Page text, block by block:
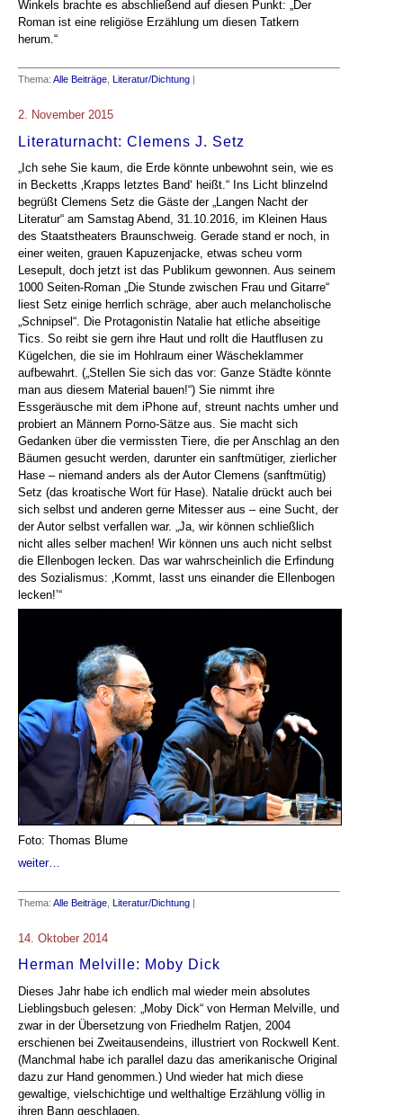
Winkels brachte es abschließend auf diesen Punkt: „Der
Roman ist eine religiöse Erzählung um diesen Tatkern
herum.“
Thema: Alle Beiträge Literatur/Dichtung |
2. November 2015
Literaturnacht: Clemens J. Setz
„Ich sehe Sie kaum, die Erde könnte unbewohnt sein, wie es
in Becketts ‚Krapps letztes Band‘ heißt.“ Ins Licht blinzelnd
begrüßt Clemens Setz die Gäste der „Langen Nacht der
Literatur“ am Samstag Abend, 31.10.2016, im Kleinen Haus
des Staatstheaters Braunschweig. Gerade stand er noch, in
einer weiten, grauen Kapuzenjacke, etwas scheu vorm
Lesepult, doch jetzt ist das Publikum gewonnen. Aus seinem
1000 Seiten-Roman „Die Stunde zwischen Frau und Gitarre“
liest Setz einige herrlich schräge, aber auch melancholische
„Schnipsel“. Die Protagonistin Natalie hat etliche abseitige
Tics. So reibt sie gern ihre Haut und rollt die Hautflusen zu
Kügelchen, die sie im Hohlraum einer Wäscheklammer
aufbewahrt. („Stellen Sie sich das vor: Ganze Städte könnte
man aus diesem Material bauen!“) Sie nimmt ihre
Essgeräusche mit dem iPhone auf, streunt nachts umher und
probiert an Männern Porno-Sätze aus. Sie macht sich
Gedanken über die vermissten Tiere, die per Anschlag an den
Bäumen gesucht werden, darunter ein sanftmütiger, zierlicher
Hase – niemand anders als der Autor Clemens (sanftmütig)
Setz (das kroatische Wort für Hase). Natalie drückt auch bei
sich selbst und anderen gerne Mitesser aus – eine Sucht, der
der Autor selbst verfallen war. „Ja, wir können schließlich
nicht alles selber machen! Wir können uns auch nicht selbst
die Ellenbogen lecken. Das war wahrscheinlich die Erfindung
des Sozialismus: ‚Kommt, lasst uns einander die Ellenbogen
lecken!’“
Foto: Thomas Blume
weiter…
Thema: Alle Beiträge Literatur/Dichtung |
14. Oktober 2014
Herman Melville: Moby Dick
Dieses Jahr habe ich endlich mal wieder mein absolutes
Lieblingsbuch gelesen: „Moby Dick“ von Herman Melville, und
zwar in der Übersetzung von Friedhelm Ratjen, 2004
erschienen bei Zweitausendeins, illustriert von Rockwell Kent.
(Manchmal habe ich parallel dazu das amerikanische Original
dazu zur Hand genommen.) Und wieder hat mich diese
gewaltige, vielschichtige und welthaltige Erzählung völlig in
ihren Bann geschlagen.